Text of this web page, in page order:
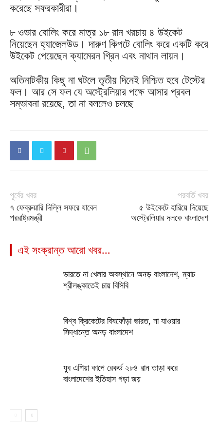
করেছে সফরকারীরা।
৮ ওভার বোলিং করে মাত্র ১৮ রান খরচায় ৪ উইকেট
নিয়েছেন হ্যাজেলউড। দারুণ কিপটে বোলিং করে একটি করে
উইকেট পেয়েছেন ক্যামেরন গ্রিন এবং নাথান লায়ন।
অতিনাটকীয় কিছু না ঘটলে তৃতীয় দিনেই নিশ্চিত হবে টেস্টের
ফল। আর সে ফল যে অস্ট্রেলিয়ার পক্ষে আসার প্রবল
সম্ভাবনা রয়েছে, তা না বললেও চলছে
পূর্বের খবর
৭ ফেব্রুয়ারি দিল্লি সফরে যাবেন
পররাষ্ট্রমন্ত্রী
পরবর্তি খবর
৫ উইকেটে হারিয়ে দিয়েছে
অস্ট্রেলিয়ার দলকে বাংলাদেশ
এই সংক্রান্ত আরো খবর...
ভারতে না খেলার অবস্থানে অনড় বাংলাদেশ, ম্যাচ
শ্রীলঙ্কাতেই চায় বিসিবি
বিশ্ব ক্রিকেটের বিষফোঁড়া ভারত, না যাওয়ার
সিদ্ধান্তে অনড় বাংলাদেশ
যুব এশিয়া কাপে রেকর্ড ২৮৪ রান তাড়া করে
বাংলাদেশের ইতিহাস গড়া জয়